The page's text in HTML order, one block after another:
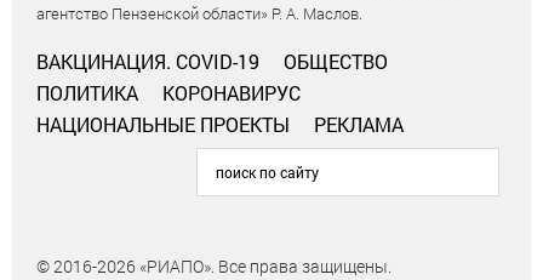
агентство Пензенской области» Р. А. Маслов.
ВАКЦИНАЦИЯ. COVID-19
ОБЩЕСТВО
ПОЛИТИКА
КОРОНАВИРУС
НАЦИОНАЛЬНЫЕ ПРОЕКТЫ
РЕКЛАМА
© 2016-2026 «РИАПО». Все права защищены.